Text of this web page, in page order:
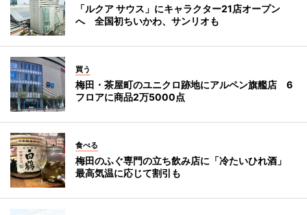
「ルクア サウス」にキャラクター21店オープン
へ 全国初ちいかわ、サンリオも
買う
梅田・茶屋町のユニクロ跡地にアルペン旗艦店 6
フロアに商品2万5000点
食べる
梅田のふぐ専門の立ち飲み店に「冷たいひれ酒」
最高気温に応じて割引も